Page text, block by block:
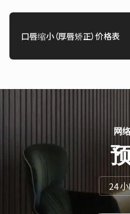
口唇缩小（厚唇矫正）价格表
网
24